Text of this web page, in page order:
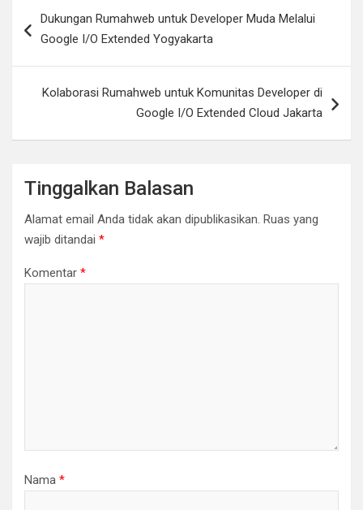
posDukungan Rumahweb untuk Developer Muda Melalui
Google I/O Extended Yogyakarta
Kolaborasi Rumahweb untuk Komunitas Developer di
Google I/O Extended Cloud Jakarta
Tinggalkan Balasan
Alamat email Anda tidak akan dipublikasikan. Ruas yang
wajib ditandai *
Komentar *
Nama *